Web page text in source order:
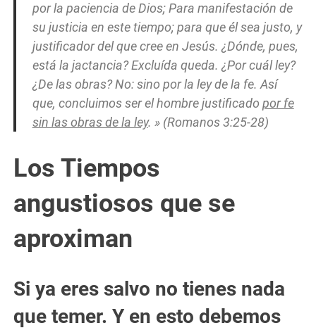
por la paciencia de Dios; Para manifestación de
su justicia en este tiempo; para que él sea justo, y
justificador del que cree en Jesús. ¿Dónde, pues,
está la jactancia? Excluída queda. ¿Por cuál ley?
¿De las obras? No: sino por la ley de la fe. Así
que, concluimos ser el hombre justificado por fe
sin las obras de la ley. » (Romanos 3:25-28)
Los Tiempos
angustiosos que se
aproximan
Si ya eres salvo no tienes nada
que temer. Y en esto debemos